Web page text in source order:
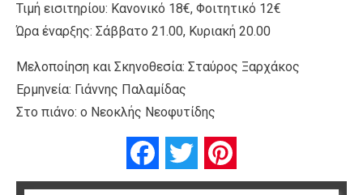
Τιμή εισιτηρίου: Κανονικό 18€, Φοιτητικό 12€
Ώρα έναρξης: Σάββατο 21.00, Κυριακή 20.00
Μελοποίηση και Σκηνοθεσία: Σταύρος Ξαρχάκος
Ερμηνεία: Γιάννης Παλαμίδας
Στο πιάνο: ο Νεοκλής Νεοφυτίδης
FacebookTwitter